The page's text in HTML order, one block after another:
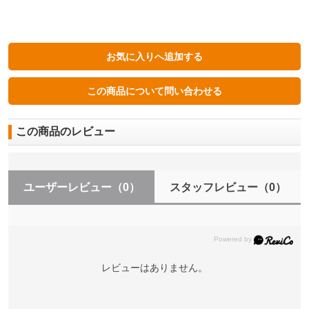
この商品のレビュー
ユーザーレビュー （0） スタッフレビュー（0）
レビューはありません。